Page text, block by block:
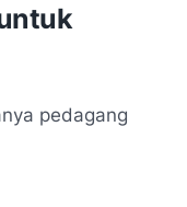
pedagang